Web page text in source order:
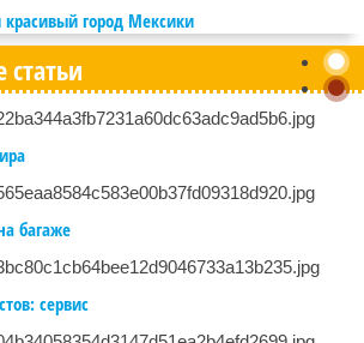
красивый город Мексики
багаже
сервис